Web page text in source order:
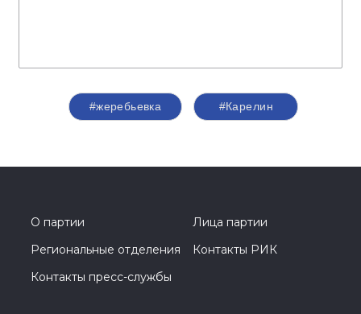
#жеребьевка #Карелин
О партии
Лица партии
Региональные отделения
Контакты РИК
Контакты пресс-службы